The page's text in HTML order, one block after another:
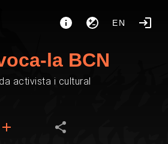
EN
la BCN
activista i cultural